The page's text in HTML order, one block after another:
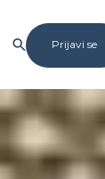
Prijavi se